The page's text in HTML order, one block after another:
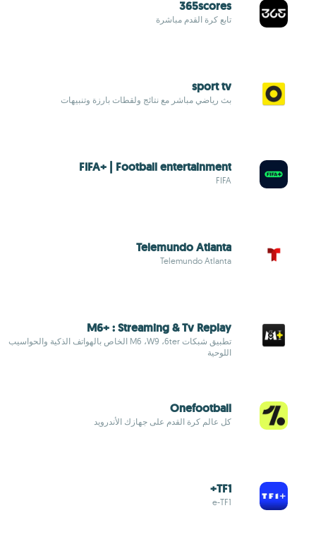
365scores
تابع كرة القدم مباشرة
sport tv
بث رياضي مباشر مع نتائج ولقطات بارزة وتنبيهات
FIFA+ | Football entertainment
FIFA
Telemundo Atlanta
Telemundo Atlanta
M6+ : Streaming & Tv Replay
تطبيق شبكات M6 ،W9 ،6ter الخاص بالهواتف الذكية والحواسيب
اللوحية
Onefootball
كل عالم كرة القدم على جهازك الأندرويد
TF1+
e-TF1